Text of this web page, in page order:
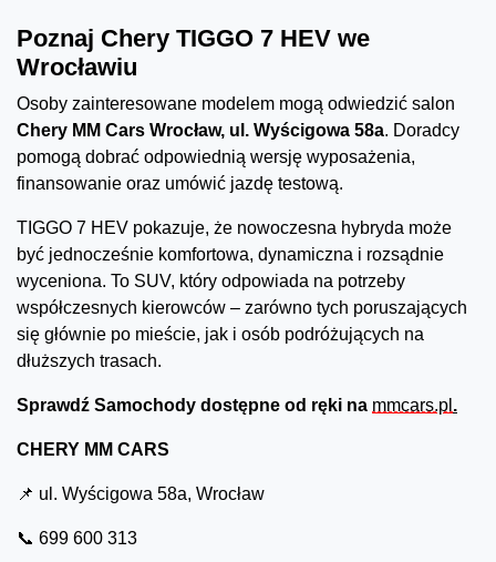
Poznaj Chery TIGGO 7 HEV we
Wrocławiu
Osoby zainteresowane modelem mogą odwiedzić salon
Chery MM Cars Wrocław, ul. Wyścigowa 58a. Doradcy
pomogą dobrać odpowiednią wersję wyposażenia,
finansowanie oraz umówić jazdę testową.
TIGGO 7 HEV pokazuje, że nowoczesna hybryda może
być jednocześnie komfortowa, dynamiczna i rozsądnie
wyceniona. To SUV, który odpowiada na potrzeby
współczesnych kierowców – zarówno tych poruszających
się głównie po mieście, jak i osób podróżujących na
dłuższych trasach.
Sprawdź Samochody dostępne od ręki na mmcars.pl .
CHERY MM CARS
📌 ul. Wyścigowa 58a, Wrocław
📞 699 600 313